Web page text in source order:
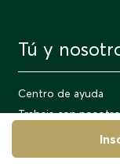
Tú y
Centro de ayuda
Trabaja con
Conviértete en
Evaneos